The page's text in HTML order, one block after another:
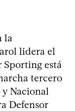
la
lidera el
Sporting está
tercero
y Nacional
Defensor